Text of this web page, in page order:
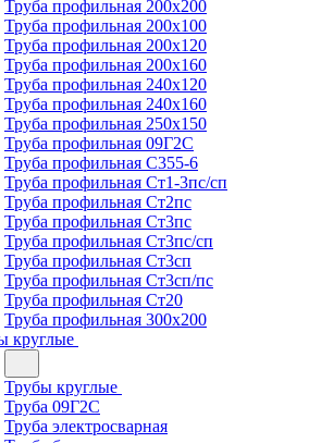
Труба профильная 200х200
Труба профильная 200х100
Труба профильная 200х120
Труба профильная 200х160
Труба профильная 240х120
Труба профильная 240х160
Труба профильная 250х150
Труба профильная 09Г2С
Труба профильная С355-6
Труба профильная Ст1-3пс/сп
Труба профильная Ст2пс
Труба профильная Ст3пс
Труба профильная Ст3пс/сп
Труба профильная Ст3сп
Труба профильная Ст3сп/пс
Труба профильная Ст20
Труба профильная 300х200
круглые
Трубы круглые
Труба 09Г2С
Труба электросварная